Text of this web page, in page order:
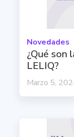
Novedades
¿Qué son
LELIQ?
Marzo 5,